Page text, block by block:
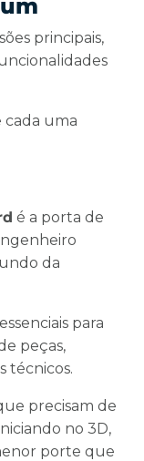
principais,
cada uma
é a porta de
da
para
peças,
técnicos.
precisam de
no 3D,
porte que